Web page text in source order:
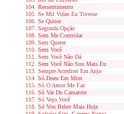
Ressentimento
Se Mil Vidas Eu Tivesse
Se Quiser
Segunda Opção
Sem Me Controlar
Sem Querer
Sem Você
Sem Você Não Dá
Sem Você Não Sou Mais Eu
Sempre Acreditei Em Anjo
Só Doeu Em Mim
Só O Amor Me Faz
Só Vai De Camarote
Só Vejo Você
Só Vou Beber Mais Hoje